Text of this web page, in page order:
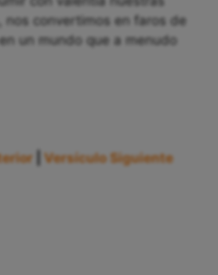
nos convertimos en faros de
un mundo que a menudo
Versículo Siguiente